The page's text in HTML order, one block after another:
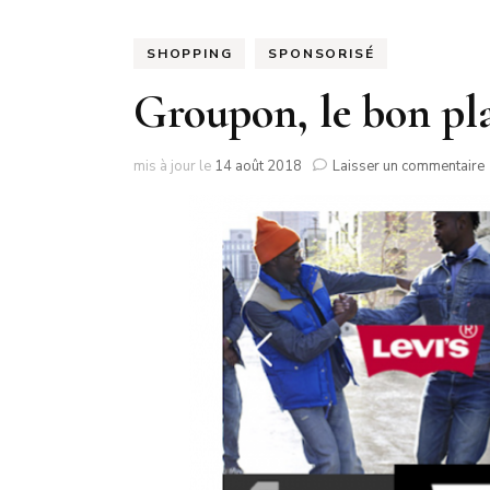
SHOPPING SPONSORISÉ
Groupon, le bon
mis à jour le 14 août 2018 Laisser un commentaire
!